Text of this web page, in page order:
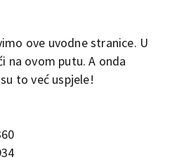
ove uvodne stranice. U
na ovom putu. A onda
to već uspjele!